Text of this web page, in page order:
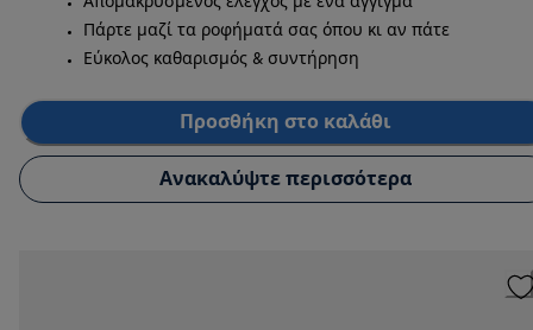
Απομακρυσμένος έλεγχος με ένα άγγιγμα
Πάρτε μαζί τα ροφήματά σας όπου κι αν πάτε
Εύκολος καθαρισμός & συντήρηση
Προσθήκη στο καλάθι
Ανακαλύψτε περισσότερα